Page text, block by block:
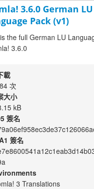
3.6.0 German
Pack (v1)
the full German LU
3.6.0
載
次
大小
kB
簽名
簽名
3 Translations